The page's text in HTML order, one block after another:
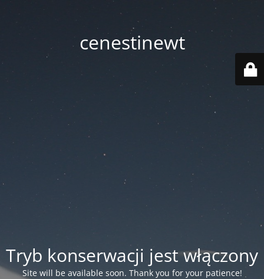
cenestinewt
Tryb konserwacji jest włączony
Site will be available soon. Thank you for your patience!